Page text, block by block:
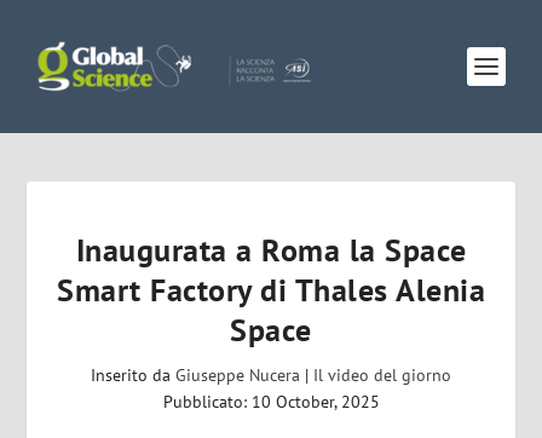
Inaugurata a Roma la Space
Smart Factory di Thales Alenia
Space
Inserito da Giuseppe Nucera | Il video del giorno
Pubblicato: 10 October, 2025